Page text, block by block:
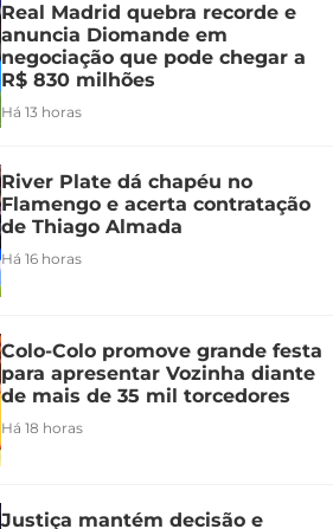
Real Madrid quebra recorde e
anuncia Diomande em
negociação que pode chegar a
R$ 830 milhões
Há 13 horas
River Plate dá chapéu no
Flamengo e acerta contratação
de Thiago Almada
Há 16 horas
Colo-Colo promove grande festa
para apresentar Vozinha diante
de mais de 35 mil torcedores
Há 18 horas
Justiça mantém decisão e